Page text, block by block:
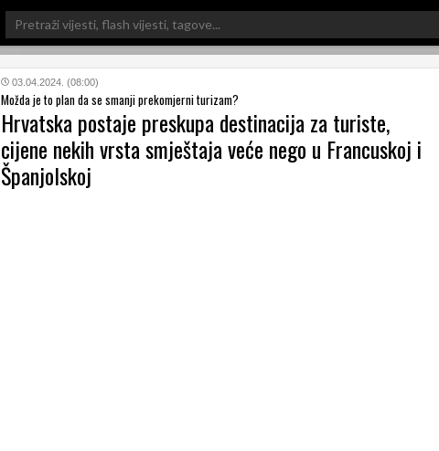
Search
for:
03.04.2024. (08:00)
Možda je to plan da se smanji prekomjerni turizam?
Hrvatska postaje preskupa destinacija za turiste,
cijene nekih vrsta smještaja veće nego u Francuskoj i
Španjolskoj